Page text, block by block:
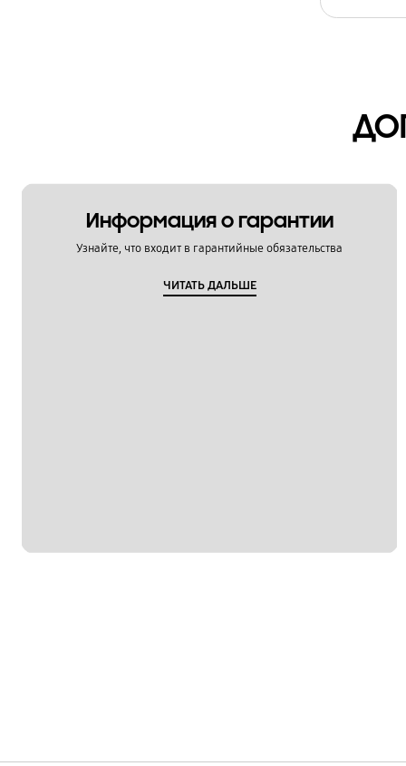
Функции
Чистка / Обслуживание
Информация о гарантии
Узнайте, что входит в гарантийные обязательства
ЧИТАТЬ ДАЛЬШЕ